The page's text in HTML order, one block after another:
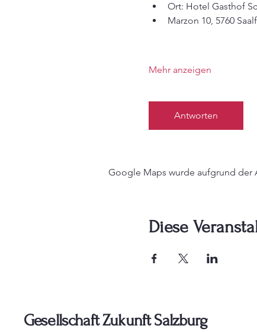
Ort: Hotel Gasthof
Marzon 10, 5760
Mehr anzeigen
Antworten
Google Maps wurde aufgrund der
Diese
Gesellschaft Zukunft Salzburg